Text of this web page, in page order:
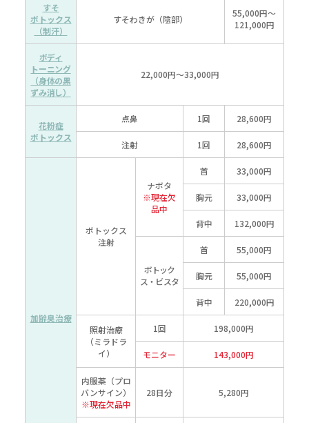
すそ
ボトックス
（制汗）
すそわきが（陰部）
55,000円～
121,000円
ボディ
トーニング
（身体の黒
ずみ消し）
22,000円～33,000円
花粉症
ボトックス
点鼻 1回 28,600円
注射 1回 28,600円
加齢臭治療
ボトックス
注射
ナボタ
※現在欠
品中
首 33,000円
胸元 33,000円
背中 132,000円
ボトック
ス・ ビスタ
首 55,000円
胸元 55,000円
背中 220,000円
照射治療
（ミラドラ
イ）
1回 198,000円
モニター 143,000円
内服薬（プロ
バンサイン）
※現在欠品中
28日分 5,280円